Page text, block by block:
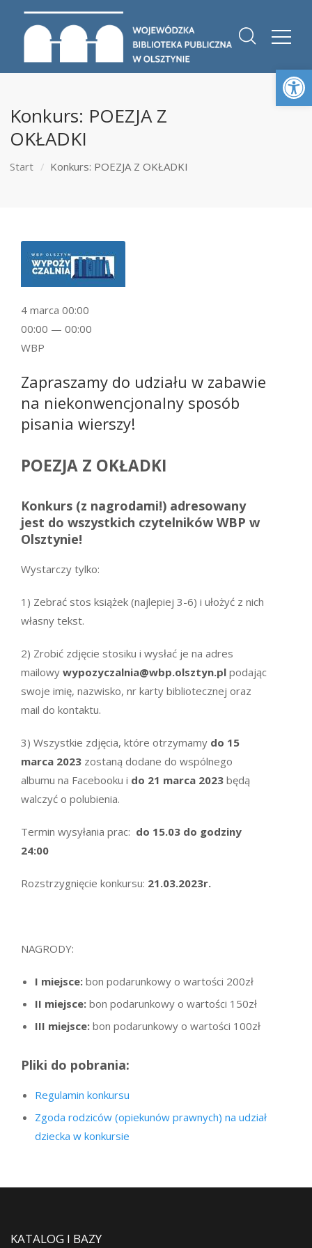
Konkurs: POEZJA Z
OKŁADKI
Start Konkurs: POEZJA Z OKŁADKI
Zapraszamy do udziału w zabawie
na niekonwencjonalny sposób
pisania wierszy!
POEZJA Z OKŁADKI
Konkurs (z nagrodami!) adresowany
jest do wszystkich czytelników WBP w
Olsztynie!
Wystarczy tylko:
1) Zebrać stos książek (najlepiej 3-6) i ułożyć z nich
własny tekst.
2) Zrobić zdjęcie stosiku i wysłać je na adres
mailowy wypozyczalnia@wbp.olsztyn.pl podając
swoje imię, nazwisko, nr karty bibliotecznej oraz
mail do kontaktu.
3) Wszystkie zdjęcia, które otrzymamy do 15
marca 2023 zostaną dodane do wspólnego
albumu na Facebooku i do 21 marca 2023 będą
walczyć o polubienia.
Termin wysyłania prac: do 15.03 do godziny
24:00
Rozstrzygnięcie konkursu: 21.03.2023r.
NAGRODY:
I miejsce: bon podarunkowy o wartości 200zł
II miejsce: bon podarunkowy o wartości 150zł
III miejsce: bon podarunkowy o wartości 100zł
Pliki do pobrania:
Regulamin konkursu
Zgoda rodziców (opiekunów prawnych) na udział
dziecka w konkursie
4 marca 00:00
00:00 — 00:00
WBP
KATALOG I BAZY